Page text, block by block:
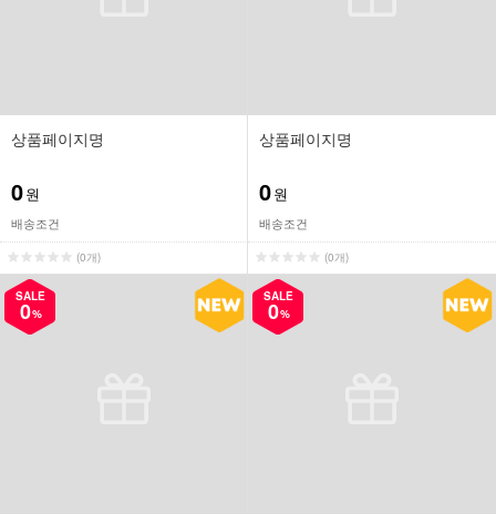
상품페이지명
0원
배송조건
(0개)
상품페이지명
0원
배송조건
(0개)
SALE
0%
SALE
0%